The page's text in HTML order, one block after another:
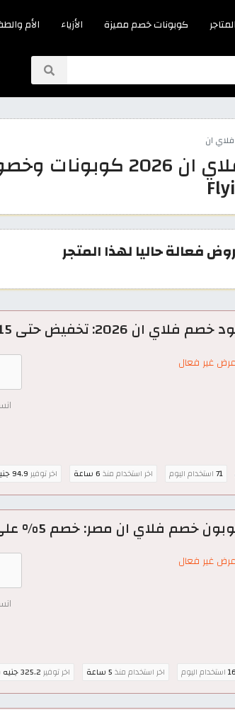
كوبونات خصم مميزة الأزياء الأم
فلاي ان
كود خصم فلاي ان 2026
فعالة حاليا لهذا المتجر
فلاي ان 2026: تخفيض حتى 15% على الطيران والفنادق
عرض غير فعال
71استخدام اليوم اخر استخدام منذ6 ساعة اخر توفير94.9 جنيه مصري
خصم فلاي ان مصر: خصم 5% على رحلات الطيران
عرض غير فعال
استخدام اليوم اخر استخدام منذ5 ساعة اخر توفير325.2 جنيه مصري